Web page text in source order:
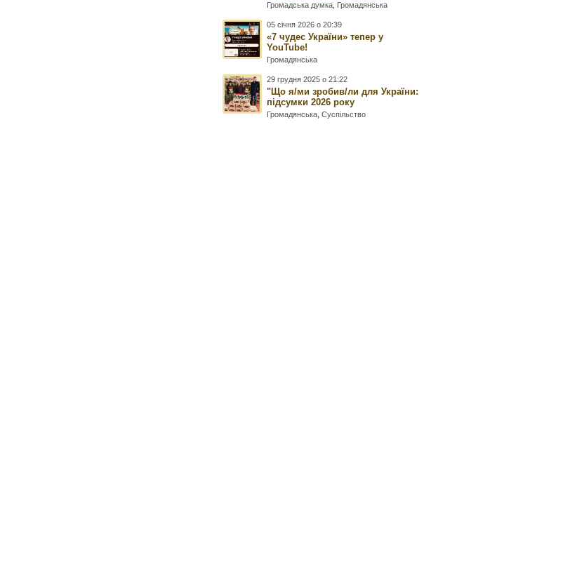
Громадська думка Громадянська
05 січня 2026 о 20:39
«7 чудес України» тепер у
YouTube!
Громадянська
29 грудня 2025 о 21:22
"Що я/ми зробив/ли для України:
підсумки 2026 року
Громадянська ,Суспільство